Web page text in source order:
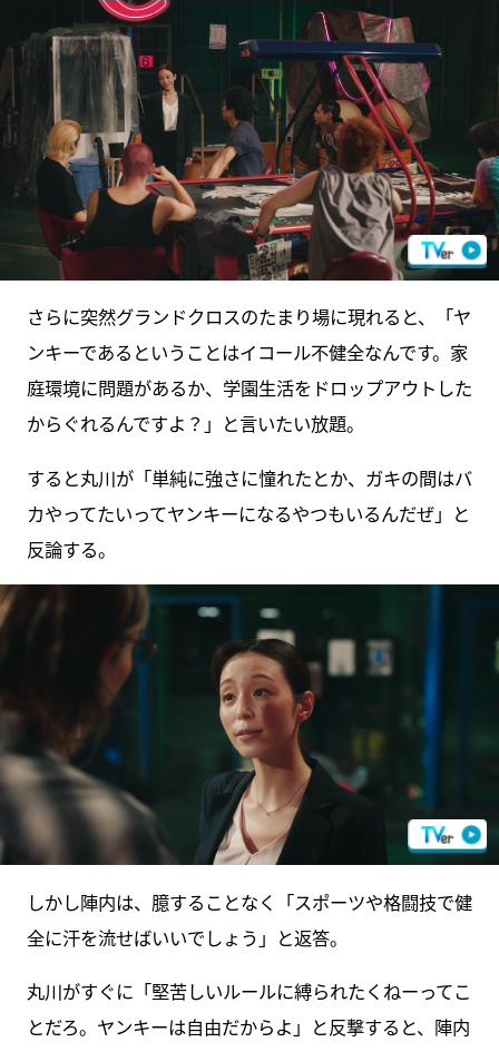
さらに突然グランドクロスのたまり場に現れると、「ヤ
ンキーであるということはイコール不健全なんです。家
庭環境に問題があるか、学園生活をドロップアウトした
からぐれるんですよ？」と言いたい放題。
すると丸川が「単純に強さに憧れたとか、ガキの間はバ
カやってたいってヤンキーになるやつもいるんだぜ」と
反論する。
しかし陣内は、臆することなく「スポーツや格闘技で健
全に汗を流せばいいでしょう」と返答。
丸川がすぐに「堅苦しいルールに縛られたくねーってこ
とだろ。ヤンキーは自由だからよ」と反撃すると、陣内